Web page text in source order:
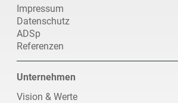
Navigation
überspringen
Impressum
Datenschutz
ADSp
Referenzen
Unternehmen
Navigation
Vision & Werte